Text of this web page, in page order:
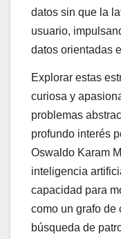
datos sin que la
usuario,
datos orientadas
Explorar estas
curiosa y
problemas
profundo interés
Oswaldo Karam
inteligencia
capacidad para
como un grafo de
búsqueda de